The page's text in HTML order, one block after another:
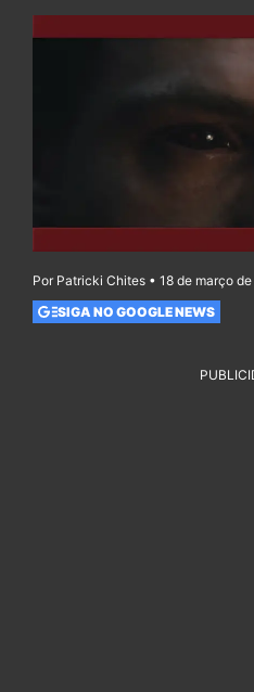
Por Patricki Chites • 18 de março
SIGA NO GOOGLE NEWS